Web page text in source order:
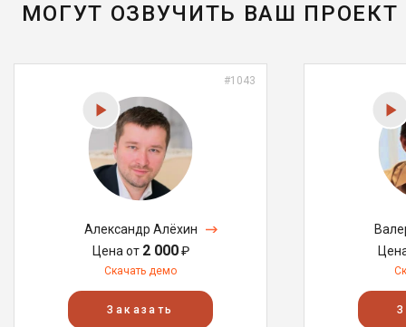
МОГУТ ОЗВУЧИТЬ ВАШ ПРОЕКТ
#1043
Александр Алёхин
Цена от 2 000₽
Скачать демо
Заказать